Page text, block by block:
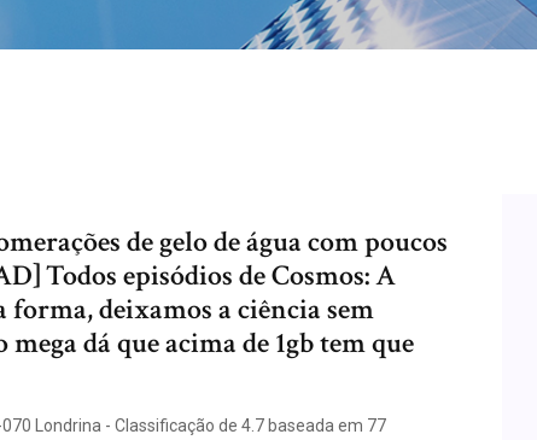
de gelo de água com poucos
Todos episódios de Cosmos: A
forma, deixamos a ciência sem
dá que acima de 1gb tem que
Londrina - Classificação de 4.7 baseada em 77